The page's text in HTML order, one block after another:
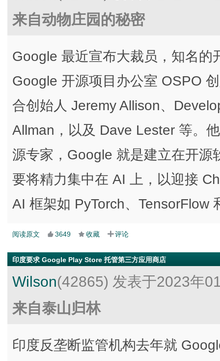
来自动物庄园的秘密
Google 最近宣布大裁员，知名的
Google 开源项目办公室 OSPO
合创始人 Jeremy Allison、
Allman，以及 Dave Lester 等。
源专家，Google 就是建立在开
要将精力集中在 AI 上，以迎接
AI 框架如 PyTorch、TensorFlow
阅读原文 3649 收藏 评论
印度要求 Google Play Store 托管第三方应用商店
Wilson(42865) 发表于2023年
来自泰山归林
印度反垄断监管机构去年就